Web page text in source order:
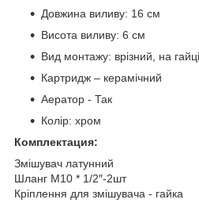
Довжина виливу: 16 см
Висота виливу: 6 см
Вид монтажу: врізний, на гайці
Картридж – керамічний
Аератор - Так
Колір: хром
Комплектация:
Змішувач латунний
Шланг М10 * 1/2″-2шт
Кріплення для змішувача - гайка